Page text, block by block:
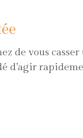
de vous
d’agir